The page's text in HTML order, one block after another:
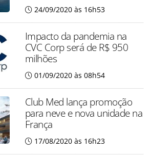
24/09/2020 às 16h53
Impacto da pandemia na
CVC Corp será de R$ 950
milhões
01/09/2020 às 08h54
Club Med lança promoção
para neve e nova unidade na
França
17/08/2020 às 16h23